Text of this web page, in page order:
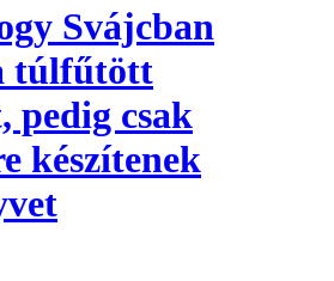
Svájcban
túlfűtött
pedig csak
készítenek